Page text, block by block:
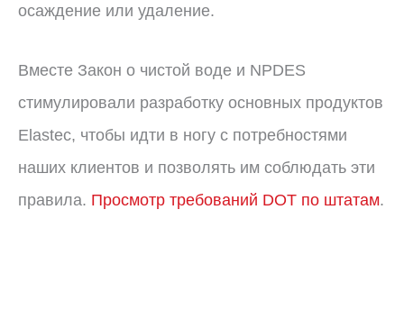
осаждение или удаление.
Вместе Закон о чистой воде и NPDES
стимулировали разработку основных продуктов
Elastec, чтобы идти в ногу с потребностями
наших клиентов и позволять им соблюдать эти
правила. Просмотр требований DOT по штатам.